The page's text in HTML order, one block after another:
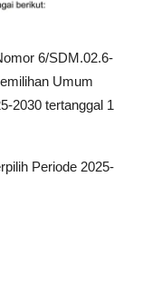
6/SDM.02.6-
Umum
2030 tertanggal 1
Periode 2025-